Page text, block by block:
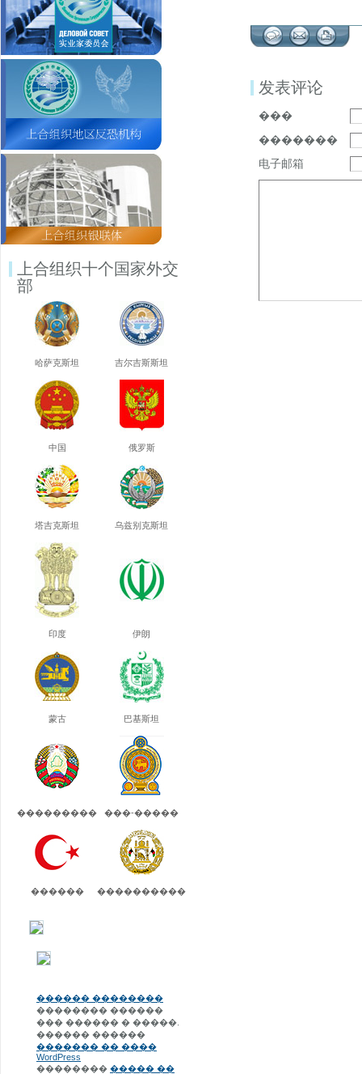
上合组织十个国家外交
部
哈萨克斯坦 吉尔吉斯斯坦
中国 俄罗斯
塔吉克斯坦 乌兹别克斯坦
印度 伊朗
蒙古 巴基斯坦
��������� ���-�����
������ ����������
������ ��������
�������� ������
��� ������ � �����.
������ ������
������� �� ����
WordPress
�������� ����� ��
发表评论
���
�������
电子邮箱